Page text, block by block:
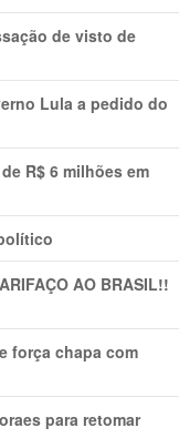
de visto de
Lula a pedido do
R$ 6 milhões em
AO BRASIL!!
força chapa com
para retomar